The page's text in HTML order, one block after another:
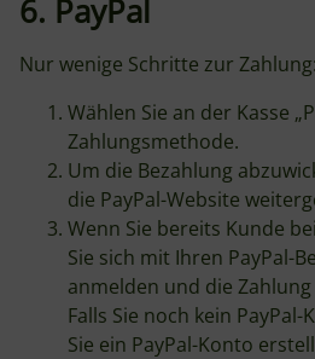
6. PayPal
Nur wenige Schritte zur Zahlung:
Wählen Sie an der Kasse
Zahlungsmethode.
Um die Bezahlung
die PayPal-Website
Wenn Sie bereits Kunde
Sie sich mit Ihren PayPal-
anmelden und die
Falls Sie noch kein
Sie ein PayPal-Konto